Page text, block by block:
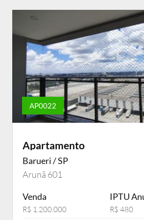
AP0022
Apartamento
Barueri / SP
Arunã 601
Venda
R$ 1.200.000
IPTU
R$ 480